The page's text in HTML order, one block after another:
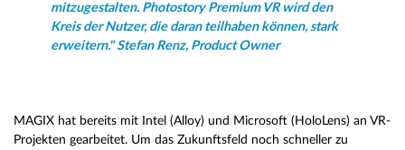
mitzugestalten. Photostory Premium VR wird den
Kreis der Nutzer, die daran teilhaben können, stark
erweitern." Stefan Renz, Product Owner
MAGIX hat bereits mit Intel (Alloy) und Microsoft (HoloLens) an VR-
Projekten gearbeitet. Um das Zukunftsfeld noch schneller zu